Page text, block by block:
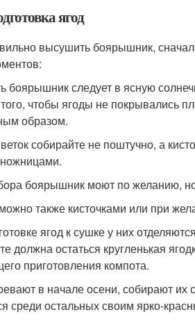
ягод
высушить боярышник,
боярышник следует в ясную
чтобы ягоды не покрывались
образом.
собирайте не поштучно, а
боярышник моют по желанию,
также кисточками или при
ягод к сушке у них
должна остаться кругленькая
приготовления компота.
в начале осени, собирают
среди остальных своим ярко-